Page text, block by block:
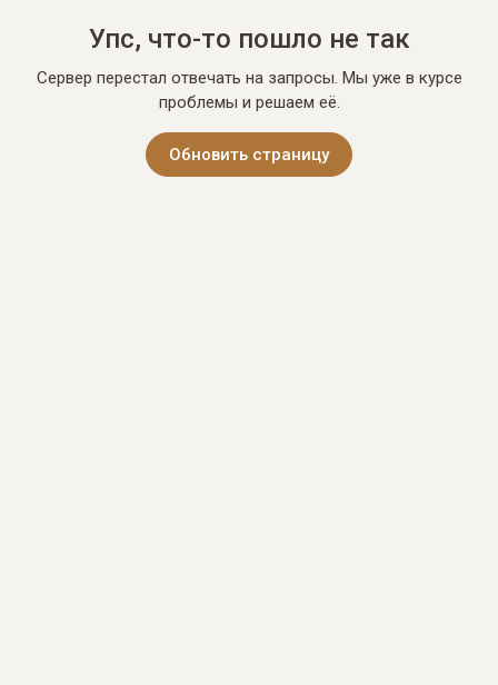
Упс, что-то пошло не так
Сервер перестал отвечать на запросы. Мы уже в курсе
проблемы и решаем её.
Обновить страницу